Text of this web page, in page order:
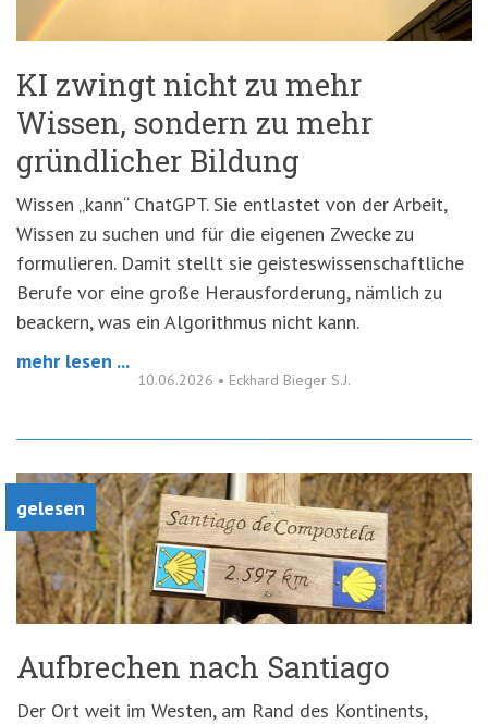
KI zwingt nicht zu mehr
Wissen, sondern zu mehr
gründlicher Bildung
Wissen „kann“ ChatGPT. Sie entlastet von der Arbeit,
Wissen zu suchen und für die eigenen Zwecke zu
formulieren. Damit stellt sie geisteswissenschaftliche
Berufe vor eine große Herausforderung, nämlich zu
beackern, was ein Algorithmus nicht kann.
mehr lesen ...
10.06.2026 • Eckhard Bieger S.J.
gelesen
Aufbrechen nach Santiago
Der Ort weit im Westen, am Rand des Kontinents,